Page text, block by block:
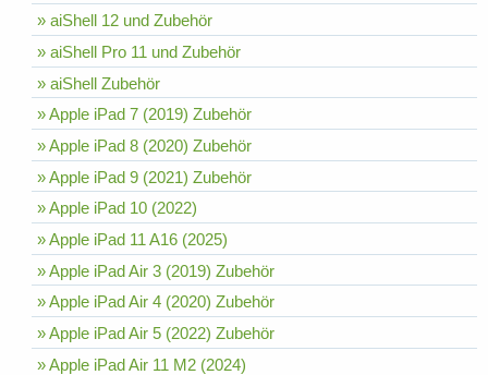
» aiShell 12 und Zubehör
» aiShell Pro 11 und Zubehör
» aiShell Zubehör
» Apple iPad 7 (2019) Zubehör
» Apple iPad 8 (2020) Zubehör
» Apple iPad 9 (2021) Zubehör
» Apple iPad 10 (2022)
» Apple iPad 11 A16 (2025)
» Apple iPad Air 3 (2019) Zubehör
» Apple iPad Air 4 (2020) Zubehör
» Apple iPad Air 5 (2022) Zubehör
» Apple iPad Air 11 M2 (2024)